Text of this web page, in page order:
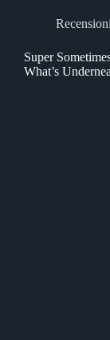
Super
What’s